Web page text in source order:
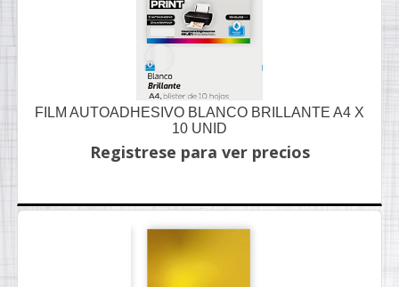
FILM AUTOADHESIVO BLANCO BRILLANTE A4 X
10 UNID
Registrese para ver precios